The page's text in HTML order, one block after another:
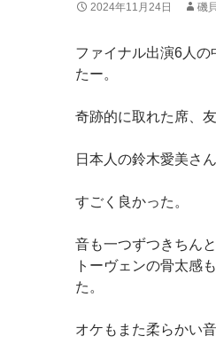
2024年11月24日 磯
ファイナル出演6人
たー。
奇跡的に取れた席、
日本人の鈴木愛美さ
すごく良かった。
音も一つずつきちん
トーヴェンの骨太感
た。
オケもまた柔らかい